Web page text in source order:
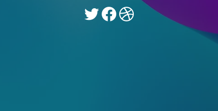
Twitter
Facebook
Dribbble